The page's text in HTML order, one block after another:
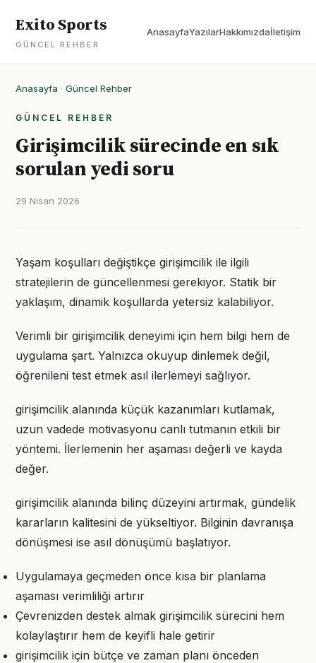
Exito Sports
GÜNCEL REHBER
AnasayfaYazılarHakkımızdaİletişim
Anasayfa · Güncel Rehber
GÜNCEL REHBER
Girişimcilik sürecinde en sık
sorulan yedi soru
29 Nisan 2026
Yaşam koşulları değiştikçe girişimcilik ile ilgili
stratejilerin de güncellenmesi gerekiyor. Statik bir
yaklaşım, dinamik koşullarda yetersiz kalabiliyor.
Verimli bir girişimcilik deneyimi için hem bilgi hem de
uygulama şart. Yalnızca okuyup dinlemek değil,
öğrenileni test etmek asıl ilerlemeyi sağlıyor.
girişimcilik alanında küçük kazanımları kutlamak,
uzun vadede motivasyonu canlı tutmanın etkili bir
yöntemi. İlerlemenin her aşaması değerli ve kayda
değer.
girişimcilik alanında bilinç düzeyini artırmak, gündelik
kararların kalitesini de yükseltiyor. Bilginin davranışa
dönüşmesi ise asıl dönüşümü başlatıyor.
Uygulamaya geçmeden önce kısa bir planlama
aşaması verimliliği artırır
Çevrenizden destek almak girişimcilik sürecini hem
kolaylaştırır hem de keyifli hale getirir
girişimcilik için bütçe ve zaman planı önceden